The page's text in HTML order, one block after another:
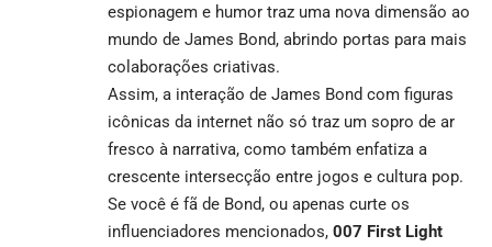
espionagem e humor traz uma nova dimensão ao
mundo de James Bond, abrindo portas para mais
colaborações criativas.
Assim, a interação de James Bond com figuras
icônicas da internet não só traz um sopro de ar
fresco à narrativa, como também enfatiza a
crescente intersecção entre jogos e cultura pop.
Se você é fã de Bond, ou apenas curte os
influenciadores mencionados, 007 First Light